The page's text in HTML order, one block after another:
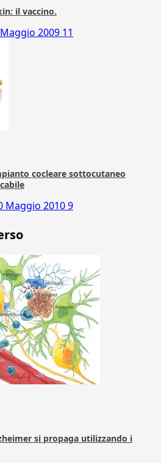
il vaccino.
2009 11
cocleare sottocutaneo
Maggio 20109
si propaga utilizzando i